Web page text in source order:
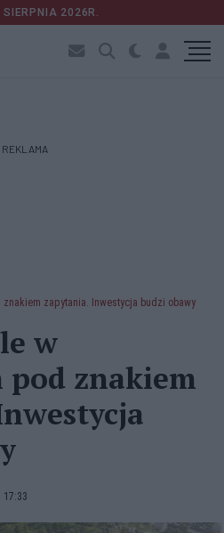
SIERPNIA 2026R.
REKLAMA
zapytania. Inwestycja budzi obawy
w
pod znakiem
17:33